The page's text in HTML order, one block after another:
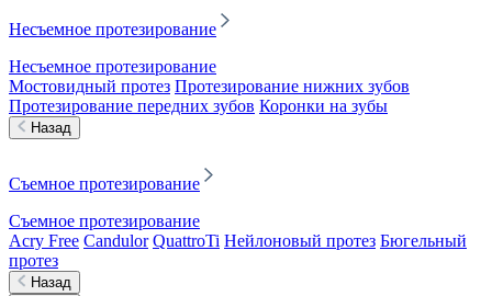
Несъемное протезирование
Несъемное протезирование
Мостовидный протез Протезирование нижних зубов
Протезирование передних зубов Коронки на зубы
Назад
Съемное протезирование
Съемное протезирование
Acry Free Candulor QuattroTi Нейлоновый протез Бюгельный
протез
Назад